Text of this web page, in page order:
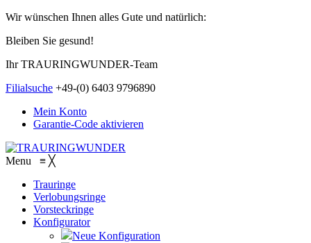
Wir wünschen Ihnen alles Gute und natürlich:
Bleiben Sie gesund!
Ihr TRAURINGWUNDER-Team
Filialsuche +49-(0) 6403 9796890
Mein Konto
Garantie-Code aktivieren
Menu ≡ ╳
Trauringe
Verlobungsringe
Vorsteckringe
Konfigurator
Neue Konfiguration